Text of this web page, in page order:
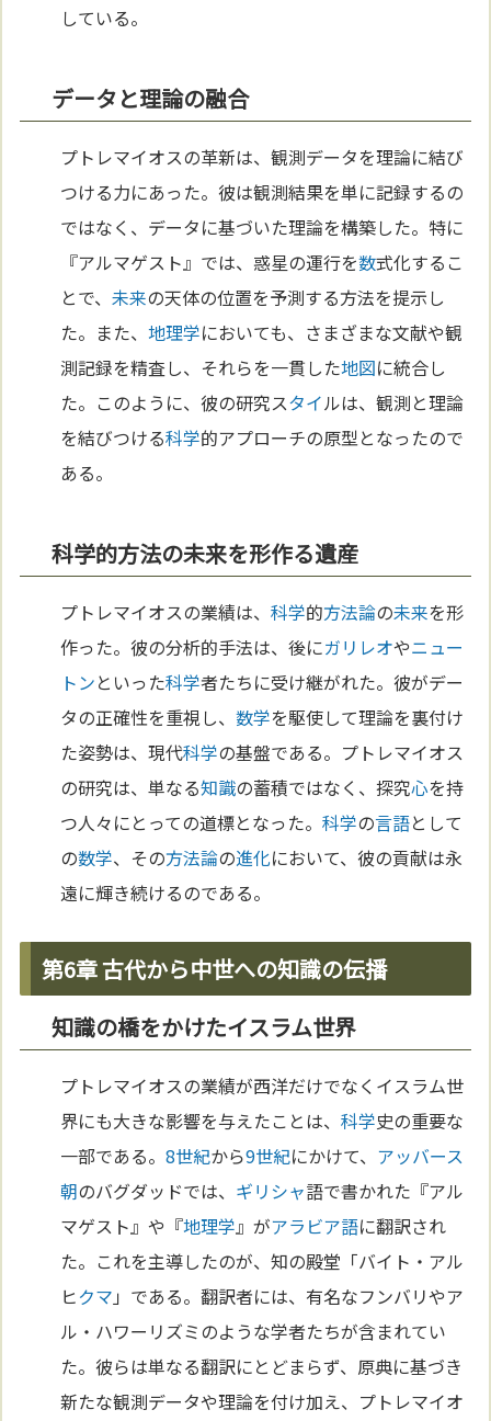
している。
データと理論の融合
プトレマイオスの革新は、観測データを理論に結び
つける力にあった。彼は観測結果を単に記録するの
ではなく、データに基づいた理論を構築した。特に
『アルマゲスト』では、惑星の運行を数式化するこ
とで、未来の天体の位置を予測する方法を提示し
た。また、地理学においても、さまざまな文献や観
測記録を精査し、それらを一貫した地図に統合し
た。このように、彼の研究スタイルは、観測と理論
を結びつける科学的アプローチの原型となったので
ある。
科学的方法の未来を形作る遺産
プトレマイオスの業績は、科学的方法論の未来を形
作った。彼の分析的手法は、後にガリレオやニュー
トンといった科学者たちに受け継がれた。彼がデー
タの正確性を重視し、数学を駆使して理論を裏付け
た姿勢は、現代科学の基盤である。プトレマイオス
の研究は、単なる知識の蓄積ではなく、探究心を持
つ人々にとっての道標となった。科学の言語として
の数学、その方法論の進化において、彼の貢献は永
遠に輝き続けるのである。
第6章 古代から中世への知識の伝播
知識の橋をかけたイスラム世界
プトレマイオスの業績が西洋だけでなくイスラム世
界にも大きな影響を与えたことは、科学史の重要な
一部である。8世紀から9世紀にかけて、 アッバース
朝のバグダッドでは、 ギリシャ語で書かれた『アル
マゲスト』や『地理学』がアラビア語に翻訳され
た。これを主導したのが、知の殿堂「バイト・アル
ヒクマ 」である。翻訳者には、有名なフンバリやア
ル・ハワーリズミのような学者たちが含まれてい
た。彼らは単なる翻訳にとどまらず、原典に基づき
新たな観測データや理論を付け加え、プトレマイオ